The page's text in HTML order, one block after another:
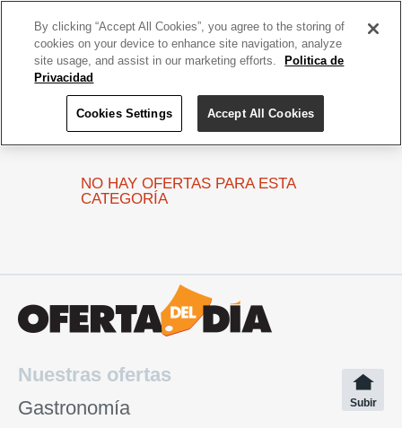
Únicas Salon & Spa
NO HAY OFERTAS PARA ESTA
CATEGORÍA
Nuestras ofertas
Gastronomía
Subir
By clicking “Accept All Cookies”, you agree to the storing of
cookies on your device to enhance site navigation, analyze
site usage, and assist in our marketing efforts.
Politica de
Privacidad
Cookies Settings Accept All Cookies